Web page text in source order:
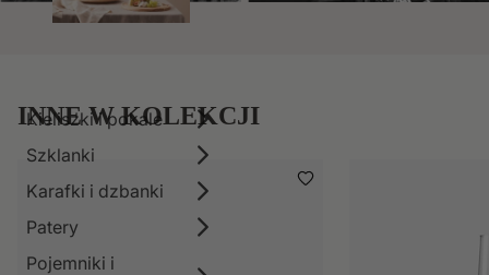
Kieliszki i pokale
Szklanki
Karafki i dzbanki
Patery
Pojemniki i
INNE W KOLEKCJI